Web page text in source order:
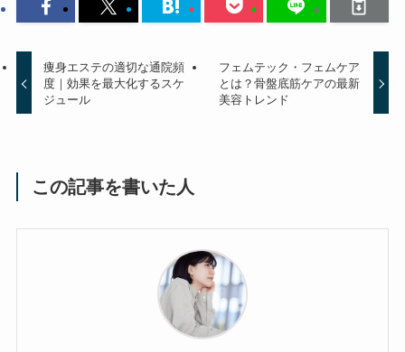
痩身エステの適切な通院頻
度｜効果を最大化するスケ
ジュール
フェムテック・フェムケア
とは？骨盤底筋ケアの最新
美容トレンド
この記事を書いた人